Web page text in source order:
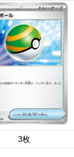
3枚